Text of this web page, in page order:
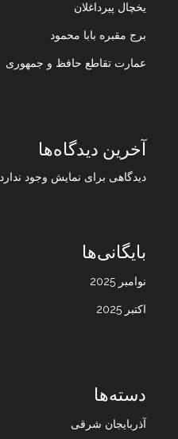
یخچال پیرداغلان
برج مقبره بابا محمود
عمارت تقاطع حافظ و جمهوری
آخرین دیدگاه‌ها
دیدگاهی برای نمایش وجود ندارد.
بایگانی‌ها
نوامبر 2025
اکتبر 2025
دسته‌ها
آذربایجان شرقی